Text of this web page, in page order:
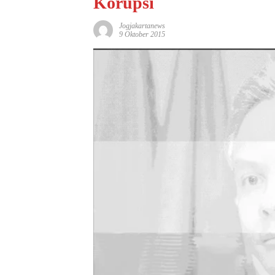
Jogjakartanews
9 Oktober 2015